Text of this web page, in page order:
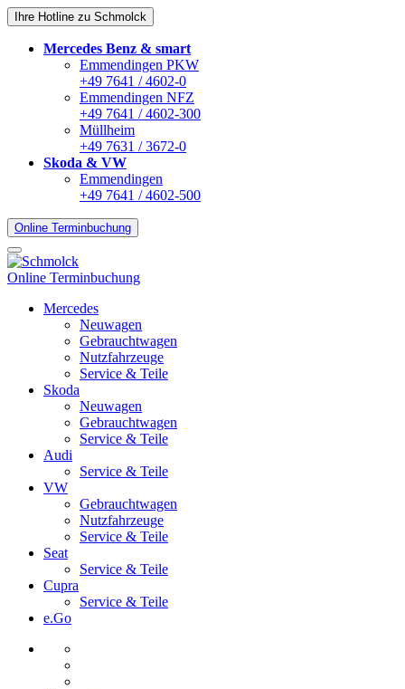
Ihre Hotline zu Schmolck
Mercedes Benz & smart
Emmendingen PKW
+49 7641 / 4602-0
Emmendingen NFZ
+49 7641 / 4602-300
Müllheim
+49 7631 / 3672-0
Skoda & VW
Emmendingen
+49 7641 / 4602-500
Online Terminbuchung
Online Terminbuchung
Mercedes
Neuwagen
Gebrauchtwagen
Nutzfahrzeuge
Service & Teile
Skoda
Neuwagen
Gebrauchtwagen
Service & Teile
Audi
Service & Teile
VW
Gebrauchtwagen
Nutzfahrzeuge
Service & Teile
Seat
Service & Teile
Cupra
Service & Teile
e.Go